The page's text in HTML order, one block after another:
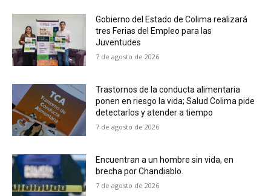
Gobierno del Estado de Colima realizará
tres Ferias del Empleo para las
Juventudes
7 de agosto de 2026
Trastornos de la conducta alimentaria
ponen en riesgo la vida; Salud Colima pide
detectarlos y atender a tiempo
7 de agosto de 2026
Encuentran a un hombre sin vida, en
brecha por Chandiablo.
7 de agosto de 2026